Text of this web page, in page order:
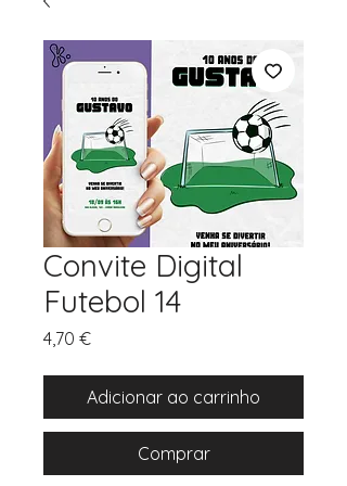
Convite Digital
Futebol 14
4,70 €Preço
Adicionar ao carrinho
Comprar